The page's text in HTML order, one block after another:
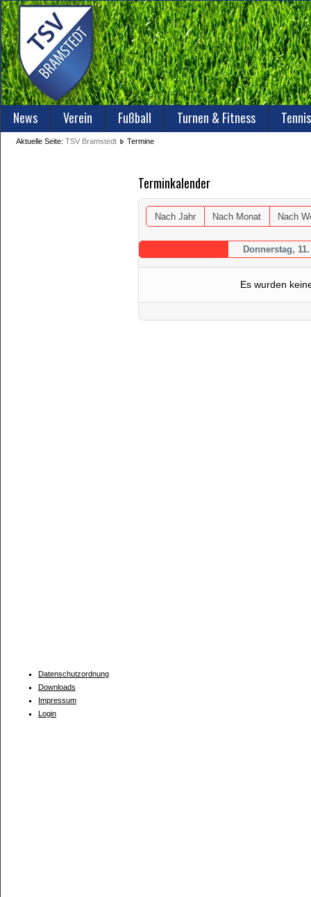
News Verein Fußball Turnen & Fitness Tennis
Aktuelle Seite: TSV Bramstedt Termine
Terminkalender
Nach Jahr Nach Monat Nach
Donnerstag,
Es wurden
Datenschutzordnung
Downloads
Impressum
Login